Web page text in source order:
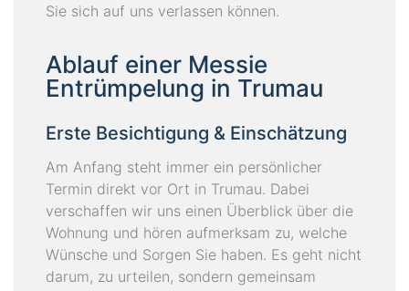
Sie sich auf uns verlassen können.
Ablauf einer Messie
Entrümpelung in Trumau
Erste Besichtigung & Einschätzung
Am Anfang steht immer ein persönlicher
Termin direkt vor Ort in Trumau. Dabei
verschaffen wir uns einen Überblick über die
Wohnung und hören aufmerksam zu, welche
Wünsche und Sorgen Sie haben. Es geht nicht
darum, zu urteilen, sondern gemeinsam